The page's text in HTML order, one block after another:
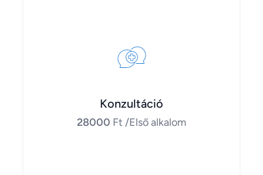
Konzultáció
28000 Ft /Első alkalom